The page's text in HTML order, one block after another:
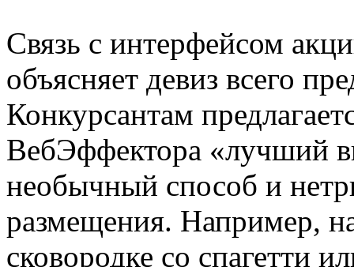
Связь с интерфейсом
объясняет девиз всего
Конкурсантам
ВебЭффектора «лучший
необычный способ и
размещения. Например,
сковородке со спагетти